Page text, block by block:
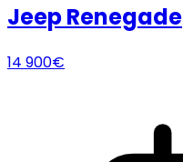
JeepRenegade
14 900€